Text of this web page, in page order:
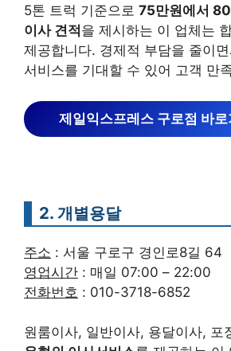
5톤 트럭 기준으로 75만원에서
이사 견적 을 제시하는 이 업체는
제공합니다. 경제적 부담을 줄이
서비스를 기대할 수 있어 고객 만
제일익스프레스 구로점 바
2. 개별용달
주소 : 서울 구로구 경인로8길 64
영업시간 : 매일 07:00 – 22:00
전화번호 : 010-3718-6852
원룸이사, 일반이사, 용달이사, 포